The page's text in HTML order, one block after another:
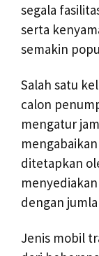
segala
serta
semakin
Salah satu
calon
mengatur
ditetapkan
dengan
Jenis mobil